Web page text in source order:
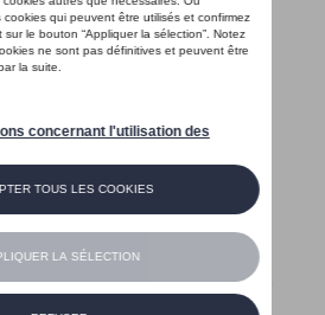
Youtube
Instagram
site sont des prix recommandés
de montage. Pour connaitre le prix